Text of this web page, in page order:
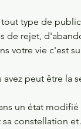
type de
de rejet,
votre vie c'est
peut être
un état
sa constellation